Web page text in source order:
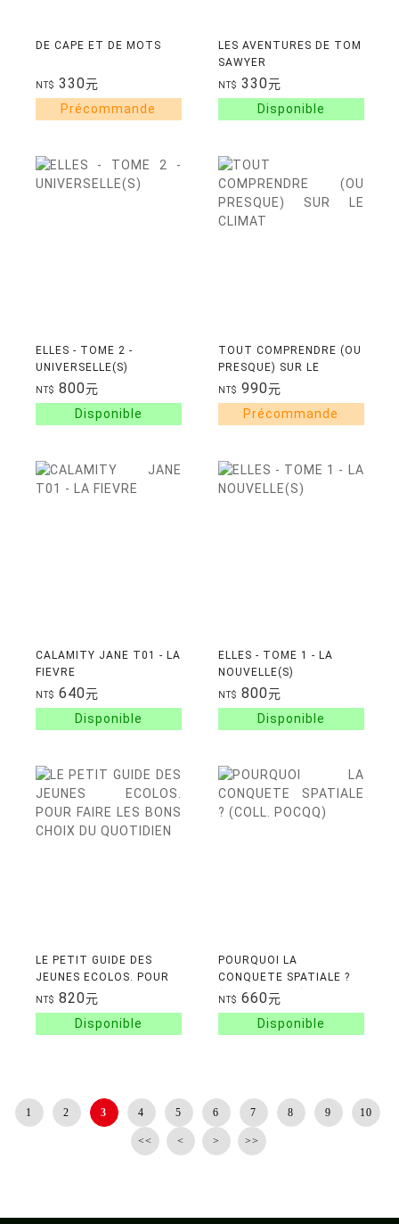
DE CAPE ET DE MOTS
NT$ 330元
LES AVENTURES DE TOM
SAWYER
NT$ 330元
ELLES - TOME 2 -
UNIVERSELLE(S)
NT$ 800元
TOUT COMPRENDRE (OU
PRESQUE) SUR LE
CLIMAT
NT$ 990元
CALAMITY JANE T01 - LA
FIEVRE
NT$ 640元
ELLES - TOME 1 - LA
NOUVELLE(S)
NT$ 800元
LE PETIT GUIDE DES
JEUNES ECOLOS. POUR
FAIRE LES BONS CHOIX
DU QUOTIDIEN
NT$ 820元
POURQUOI LA
CONQUETE SPATIALE ?
(COLL. POCQQ)
NT$ 660元
1 2 3 4 5 6 7 8 9 10
<< < > >>